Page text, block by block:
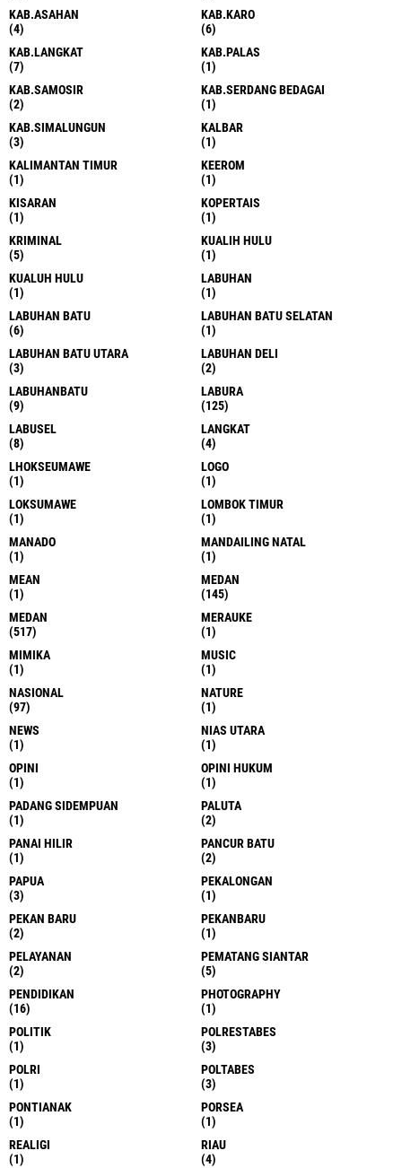
KAB.ASAHAN
(4)
KAB.KARO
(6)
KAB.LANGKAT
(7)
KAB.PALAS
(1)
KAB.SAMOSIR
(2)
KAB.SERDANG BEDAGAI
(1)
KAB.SIMALUNGUN
(3)
KALBAR
(1)
KALIMANTAN TIMUR
(1)
KEEROM
(1)
KISARAN
(1)
KOPERTAIS
(1)
KRIMINAL
(5)
KUALIH HULU
(1)
KUALUH HULU
(1)
LABUHAN
(1)
LABUHAN BATU
(6)
LABUHAN BATU SELATAN
(1)
LABUHAN BATU UTARA
(3)
LABUHAN DELI
(2)
LABUHANBATU
(9)
LABURA
(125)
LABUSEL
(8)
LANGKAT
(4)
LHOKSEUMAWE
(1)
LOGO
(1)
LOKSUMAWE
(1)
LOMBOK TIMUR
(1)
MANADO
(1)
MANDAILING NATAL
(1)
MEAN
(1)
MEDAN
(145)
MEDAN
(517)
MERAUKE
(1)
MIMIKA
(1)
MUSIC
(1)
NASIONAL
(97)
NATURE
(1)
NEWS
(1)
NIAS UTARA
(1)
OPINI
(1)
OPINI HUKUM
(1)
PADANG SIDEMPUAN
(1)
PALUTA
(2)
PANAI HILIR
(1)
PANCUR BATU
(2)
PAPUA
(3)
PEKALONGAN
(1)
PEKAN BARU
(2)
PEKANBARU
(1)
PELAYANAN
(2)
PEMATANG SIANTAR
(5)
PENDIDIKAN
(16)
PHOTOGRAPHY
(1)
POLITIK
(1)
POLRESTABES
(3)
POLRI
(1)
POLTABES
(3)
PONTIANAK
(1)
PORSEA
(1)
REALIGI
(1)
RIAU
(4)